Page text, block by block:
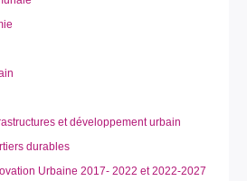
et développement urbain
durables
Urbaine 2017- 2022 et 2022-2027